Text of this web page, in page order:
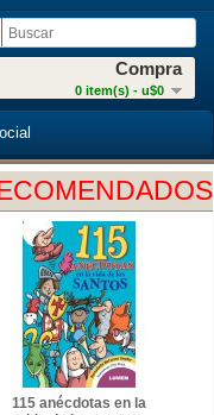
Compra
0 item(s) - u$0
115 anécdotas en la